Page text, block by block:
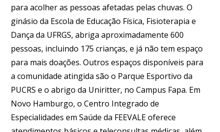
para acolher as pessoas afetadas pelas chuvas. O
ginásio da Escola de Educação Física, Fisioterapia e
Dança da UFRGS, abriga aproximadamente 600
pessoas, incluindo 175 crianças, e já não tem espaço
para mais doações. Outros espaços disponíveis para
a comunidade atingida são o Parque Esportivo da
PUCRS e o abrigo da Uniritter, no Campus Fapa. Em
Novo Hamburgo, o Centro Integrado de
Especialidades em Saúde da FEEVALE oferece